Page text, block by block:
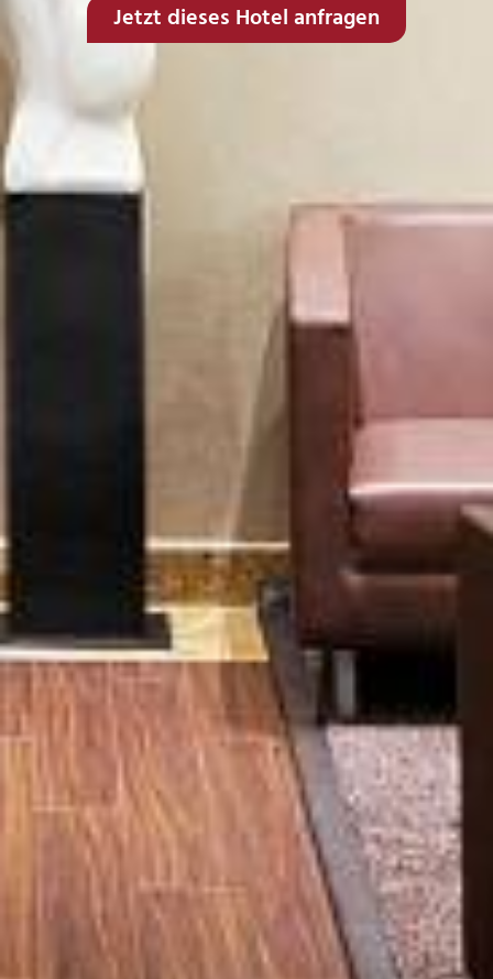
Jetzt dieses Hotel anfragen